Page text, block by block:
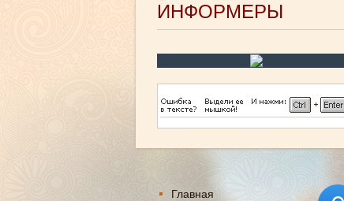
ИНФОРМЕРЫ
Главная